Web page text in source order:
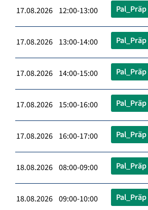
17.08.2026 12:00-13:00 Pal_Präp
17.08.2026 13:00-14:00 Pal_Präp
17.08.2026 14:00-15:00 Pal_Präp
17.08.2026 15:00-16:00 Pal_Präp
17.08.2026 16:00-17:00 Pal_Präp
18.08.2026 08:00-09:00 Pal_Präp
18.08.2026 09:00-10:00 Pal_Präp